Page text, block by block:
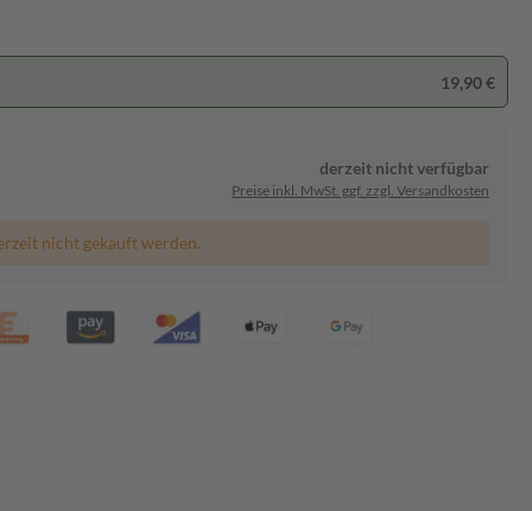
19,90 €
derzeit nicht verfügbar
Preise inkl. MwSt. ggf. zzgl. Versandkosten
nicht gekauft werden.